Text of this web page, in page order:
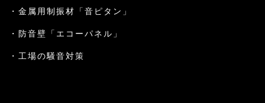
金属用制振材「音ピタン」
防音壁「エコーパネル」
工場の騒音対策